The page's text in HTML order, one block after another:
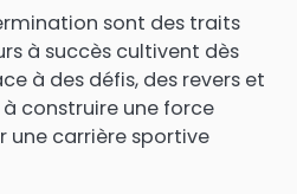
sont des traits
à succès cultivent dès
à des défis, des revers et
construire une force
une carrière sportive